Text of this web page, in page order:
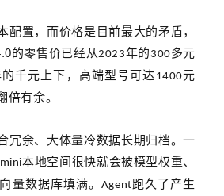
配置，而价格是目前最大的矛盾，
的零售价已经从2023年的 300多元
的千元上下，高端型号可达 1400元
倍有余。
冗余、大体量冷数据长期归档。一
本地空间很快就会被模型权重、
量数据库填满。 Agent跑久了产生